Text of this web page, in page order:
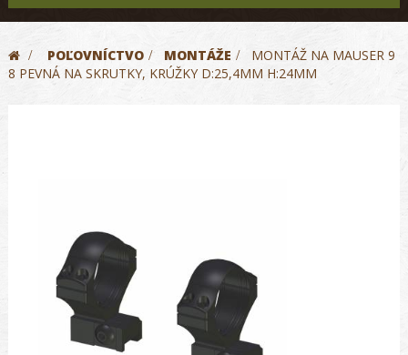
> POĽOVNÍCTVO > MONTÁŽE >
MONTÁŽ NA MAUSER 9
8 PEVNÁ NA SKRUTKY, KRÚŽKY D:25,4MM H:24MM